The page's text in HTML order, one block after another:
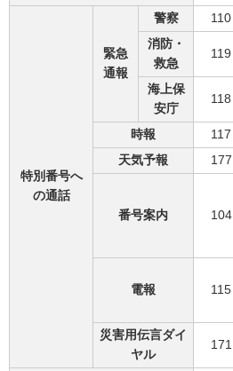
特別番号へ
の通話
緊急
通報
警察 110
消防・
救急
119
海上保
安庁
118
時報 117
天気予報
177
番号案内 104
電報 115
災害用伝言ダイ
ヤル
171